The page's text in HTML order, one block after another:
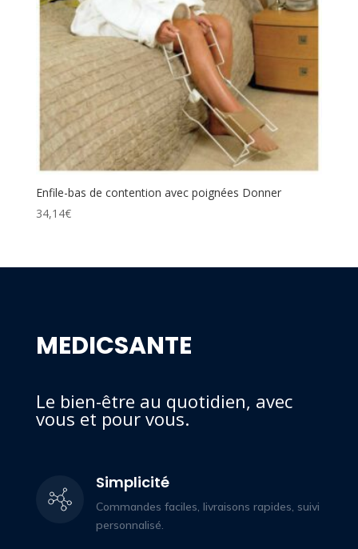
Enfile-bas de contention avec poignées Donner
34,14€
MEDICSANTE
Le bien-être au quotidien, avec
vous et pour vous.
Simplicité
Commandes faciles, livraisons rapides, suivi
personnalisé.